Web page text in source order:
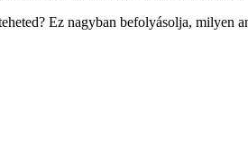
Ez nagyban befolyásolja, milyen